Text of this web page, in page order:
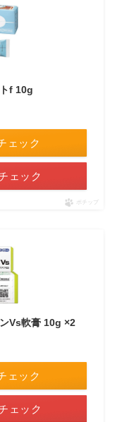
f 10g
ェック
ェック
ポチップ
Vs軟膏 10g ×2
ェック
ェック